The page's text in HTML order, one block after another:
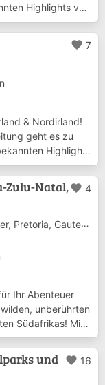
Highlights von
sind in diesem
Sie in den Etosha
Region,
favorite 7
& Nordirland!
geht es zu
Highlights
sind in
In 300 Stationen
Spielz...
Zulu-Natal,favorite 4
Free State, Wild Coast, Panorama Route
Ihr Abenteuer
unberührten
Südafrikas! Mit
Tasche oder auf
Sie bequem
faszinierende...
und
favorite 16